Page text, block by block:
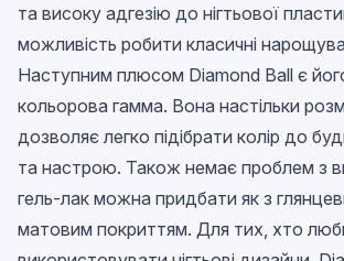
та високу адгезію до нігтьової
можливість робити класичні
Наступним плюсом Diamond Ball є
кольорова гамма. Вона настільки
дозволяє легко підібрати колір до
та настрою. Також немає проблем з
гель-лак можна придбати як з
матовим покриттям. Для тих, хто